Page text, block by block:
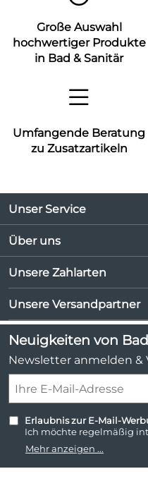
Große Auswahl
hochwertiger Produkte
in Bad & Sanitär
Umfangende Beratung
zu Zusatzartikeln
Unser Service
Kontakt
Kundeninformationen
Newsletter
Lieferbedingungen
Kundenlogin
Über uns
Unsere Bestseller
Marken
Neu
Angebote
Kundenbewertungen
4,9/5*****
Unsere Zahlarten
Unsere Versandpartner
Neuigkeiten von
Newsletter anmelden &
Erlaubnis zur E-Mail-
Ich möchte regelmäßig
erhalten. Meine E-Mail-
Unternehmen
Mehr anzeigen ...